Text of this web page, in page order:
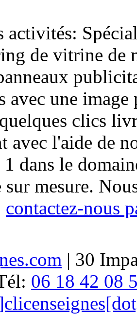
activités:
de vitrine de
avec une
clics
avec l'aide de
dans le
mesure.
contactez-nous
| 30
06 18 42 08